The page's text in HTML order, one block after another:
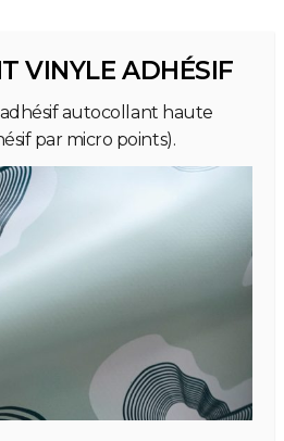
VINYLE ADHÉSIF
autocollant haute
par micro points).